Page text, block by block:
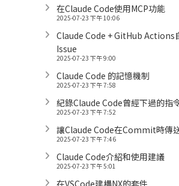
在Claude Code使用MCP功能
2025-07-23 下午 10:06
Claude Code + GitHub Actions
Issue
2025-07-23 下午 9:00
Claude Code 的記憶機制
2025-07-23 下午 7:58
紀錄Claude Code曾經下過的指
2025-07-23 下午 7:52
讓Claude Code在Commit時傳
2025-07-23 下午 7:46
Claude Code介紹和使用建議
2025-07-23 下午 5:01
在VSCode建構NX的套件